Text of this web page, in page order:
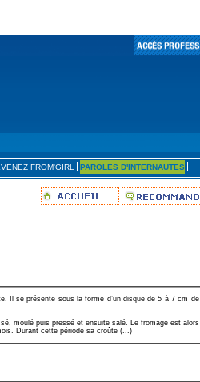
FROM'GIRL PAROLES D'INTERNAUTES
Il se présente sous la forme d’un disque de 5 à 7 cm de
moulé puis pressé et ensuite salé. Le fromage est alors
Durant cette période sa croûte (...)